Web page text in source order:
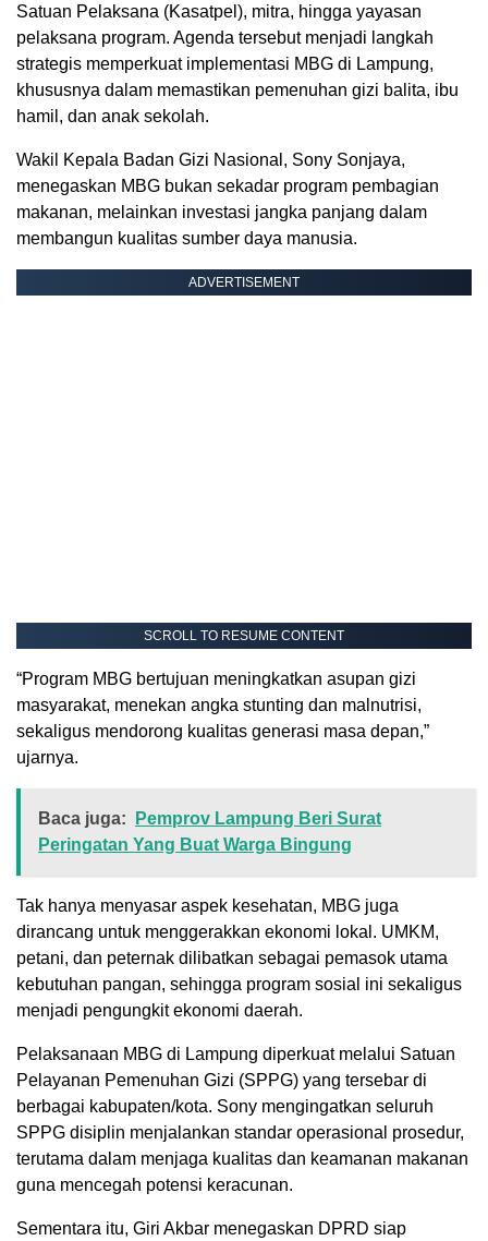
Satuan Pelaksana (Kasatpel), mitra, hingga yayasan
pelaksana program. Agenda tersebut menjadi langkah
strategis memperkuat implementasi MBG di Lampung,
khususnya dalam memastikan pemenuhan gizi balita, ibu
hamil, dan anak sekolah.
Wakil Kepala Badan Gizi Nasional, Sony Sonjaya,
menegaskan MBG bukan sekadar program pembagian
makanan, melainkan investasi jangka panjang dalam
membangun kualitas sumber daya manusia.
ADVERTISEMENT
SCROLL TO RESUME CONTENT
“Program MBG bertujuan meningkatkan asupan gizi
masyarakat, menekan angka stunting dan malnutrisi,
sekaligus mendorong kualitas generasi masa depan,”
ujarnya.
Baca juga:
Pemprov Lampung Beri Surat
Peringatan Yang Buat Warga Bingung
Tak hanya menyasar aspek kesehatan, MBG juga
dirancang untuk menggerakkan ekonomi lokal. UMKM,
petani, dan peternak dilibatkan sebagai pemasok utama
kebutuhan pangan, sehingga program sosial ini sekaligus
menjadi pengungkit ekonomi daerah.
Pelaksanaan MBG di Lampung diperkuat melalui Satuan
Pelayanan Pemenuhan Gizi (SPPG) yang tersebar di
berbagai kabupaten/kota. Sony mengingatkan seluruh
SPPG disiplin menjalankan standar operasional prosedur,
terutama dalam menjaga kualitas dan keamanan makanan
guna mencegah potensi keracunan.
Sementara itu, Giri Akbar menegaskan DPRD siap